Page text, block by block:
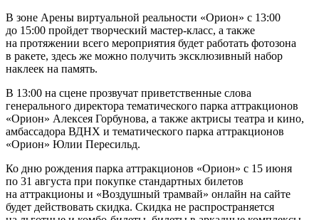
В зоне Арены виртуальной реальности «Орион» с 13:00
до 15:00 пройдет творческий мастер-класс, а также
на протяжении всего мероприятия будет работать фотозона
в ракете, здесь же можно получить эксклюзивный набор
наклеек на память.
В 13:00 на сцене прозвучат приветственные слова
генерального директора тематического парка аттракционов
«Орион» Алексея Горбунова, а также актрисы театра и кино,
амбассадора ВДНХ и тематического парка аттракционов
«Орион» Юлии Пересильд.
Ко дню рождения парка аттракционов «Орион» с 15 июня
по 31 августа при покупке стандартных билетов
на аттракционы и «Воздушный трамвай» онлайн на сайте
будет действовать скидка. Скидка не распространяется